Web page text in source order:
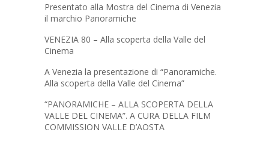
Presentato alla Mostra del Cinema di Venezia
il marchio Panoramiche
VENEZIA 80 – Alla scoperta della Valle del
Cinema
A Venezia la presentazione di “Panoramiche.
Alla scoperta della Valle del Cinema”
“PANORAMICHE – ALLA SCOPERTA DELLA
VALLE DEL CINEMA”. A CURA DELLA FILM
COMMISSION VALLE D’AOSTA